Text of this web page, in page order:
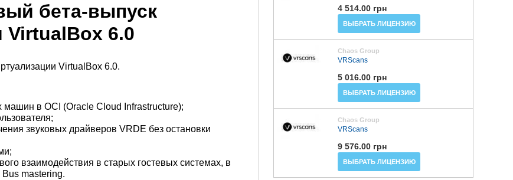
бета-выпуск
VirtualBox 6.0
VirtualBox 6.0.
машин в OCI (Oracle Cloud Infrastructure);
звуковых драйверов VRDE без остановки
взаимодействия в старых гостевых системах, в
Bus mastering.
4 514.00 грн
ВЫБРАТЬ ЛИЦЕНЗИЮ
Chaos Group
VRScans
5 016.00 грн
ВЫБРАТЬ ЛИЦЕНЗИЮ
Chaos Group
VRScans
9 576.00 грн
ВЫБРАТЬ ЛИЦЕНЗИЮ